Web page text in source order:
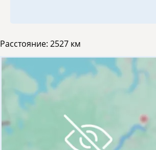
Расстояние: 2527 км